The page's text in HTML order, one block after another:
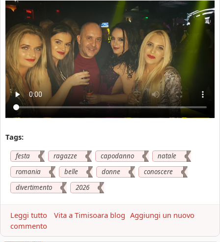
Tags:
festa ragazze capodanno
natale
romania
belle donne
conoscere
divertimento
2026
Leggi tutto
o
Vita a Timisoara blog Aggiungi un nuovo
commento